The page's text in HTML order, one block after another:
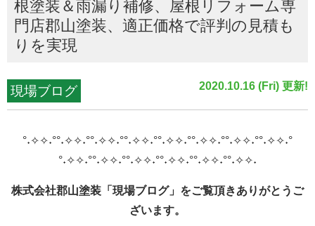
根塗装＆雨漏り補修、屋根リフォーム専
門店郡山塗装、適正価格で評判の見積も
りを実現
現場ブログ 2020.10.16 (Fri) 更新!
°˖✧✧˖°°˖✧✧˖°°˖✧✧˖°°˖✧✧˖°°˖✧✧˖°°˖✧✧˖°°˖✧✧˖°°˖✧✧˖°
°˖✧✧˖°°˖✧✧˖°°˖✧✧˖°°˖✧✧˖°°˖✧✧˖°°˖✧✧˖
株式会社郡山塗装「現場ブログ」をご覧頂きありがとうご
ざいます。